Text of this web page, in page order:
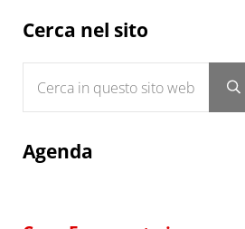
Sidebar
Cerca nel sito
Agenda